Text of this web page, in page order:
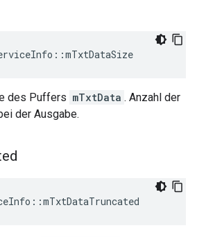
::mTxtDataSize
des Puffers mTxtData . Anzahl der
der Ausgabe.
::mTxtDataTruncated